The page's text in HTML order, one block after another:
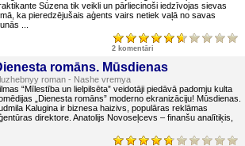
Sūzena tik veikli un pārliecinoši iedzīvojas sievas
ka pieredzējušais aģents vairs netiek vaļā no savas
...
2 komentāri
romāns. Mūsdienas
roman - Nashe vremya
“Mīlestība un lielpilsēta” veidotāji piedāvā padomju kulta
„Dienesta romāns” moderno ekranizāciju! Mūsdienas.
Kalugina ir biznesa haizivs, populāras reklāmas
direktore. Anatolijs Novoseļcevs – finanšu analītiķis,